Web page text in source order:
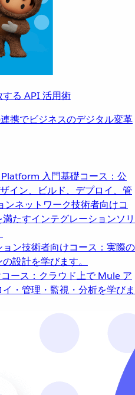
る API 活用術
携でビジネスのデジタル変革
入門基礎コース：公
イン、ビルド、デプロイ、管
ンネットワーク技術者向けコ
たすインテグレーションソリ
ョン技術者向けコース：実際の
設計を学びます。
ース：クラウド上で Mule ア
・管理・監視・分析を学びま